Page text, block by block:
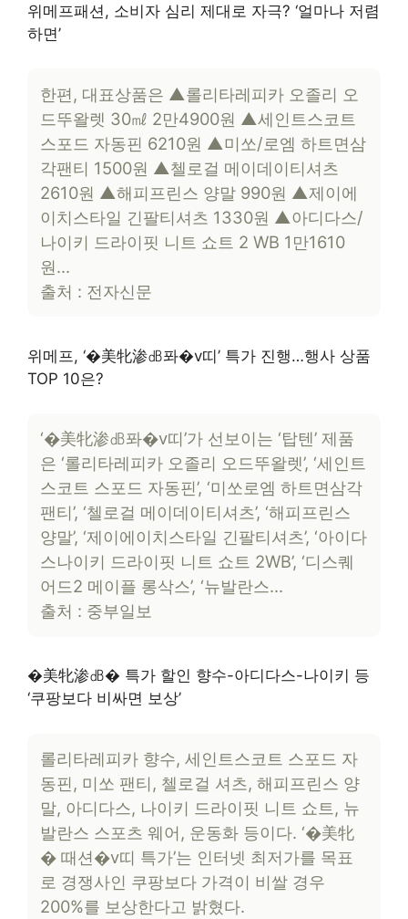
위메프패션, 소비자 심리 제대로 자극? ‘얼마나 저렴
하면’
한편, 대표상품은 ▲롤리타레피카 오졸리 오
드뚜왈렛 30㎖ 2만4900원 ▲세인트스코트
스포드 자동핀 6210원 ▲미쏘/로엠 하트면삼
각팬티 1500원 ▲첼로걸 메이데이티셔츠
2610원 ▲해피프린스 양말 990원 ▲제이에
이치스타일 긴팔티셔츠 1330원 ▲아디다스/
나이키 드라이핏 니트 쇼트 2 WB 1만1610
원…
출처 : 전자신문
위메프, ‘�美牝渗㏈퐈�v띠’ 특가 진행…행사 상품
TOP 10은?
‘�美牝渗㏈퐈�v띠’가 선보이는 ‘탑텐’ 제품
은 ‘롤리타레피카 오졸리 오드뚜왈렛’, ‘세인트
스코트 스포드 자동핀’, ‘미쏘로엠 하트면삼각
팬티’, ‘첼로걸 메이데이티셔츠’, ‘해피프린스
양말’, ‘제이에이치스타일 긴팔티셔츠’, ‘아이다
스나이키 드라이핏 니트 쇼트 2WB’, ‘디스퀘
어드2 메이플 롱삭스’, ‘뉴발란스…
출처 : 중부일보
�美牝渗㏈� 특가 할인 향수-아디다스-나이키 등
‘쿠팡보다 비싸면 보상’
롤리타레피카 향수, 세인트스코트 스포드 자
동핀, 미쏘 팬티, 첼로걸 셔츠, 해피프린스 양
말, 아디다스, 나이키 드라이핏 니트 쇼트, 뉴
발란스 스포츠 웨어, 운동화 등이다. ‘�美牝
� 때션�v띠 특가’는 인터넷 최저가를 목표
로 경쟁사인 쿠팡보다 가격이 비쌀 경우
200%를 보상한다고 밝혔다.